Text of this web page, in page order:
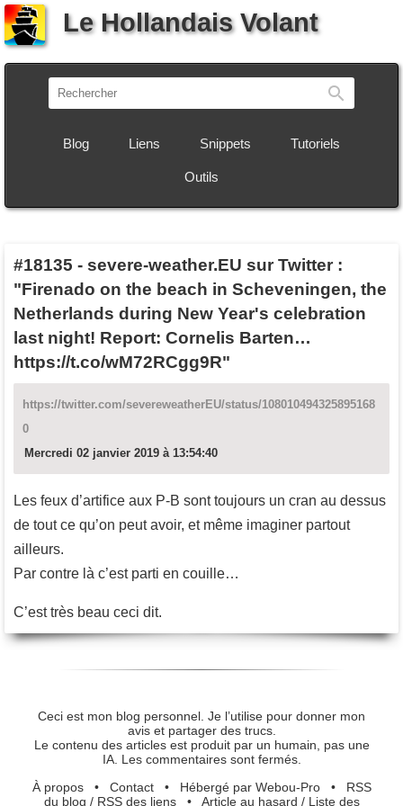
Le Hollandais Volant
Blog Liens Snippets Tutoriels
Outils
#18135 - severe-weather.EU sur Twitter :
"Firenado on the beach in Scheveningen, the
Netherlands during New Year's celebration
last night! Report: Cornelis Barten…
https://t.co/wM72RCgg9R"
https://twitter.com/severeweatherEU/status/108010494325895168
0
Mercredi 02 janvier 2019 à 13:54:40
Les feux d’artifice aux P-B sont toujours un cran au dessus
de tout ce qu’on peut avoir, et même imaginer partout
ailleurs.
Par contre là c’est parti en couille…
C’est très beau ceci dit.
Ceci est mon blog personnel. Je l’utilise pour donner mon
avis et partager des trucs.
Le contenu des articles est produit par un humain, pas une
IA. Les commentaires sont fermés.
À propos• Contact• Hébergé par Webou-Pro• RSS
du blog / RSS des liens• Article au hasard / Liste des